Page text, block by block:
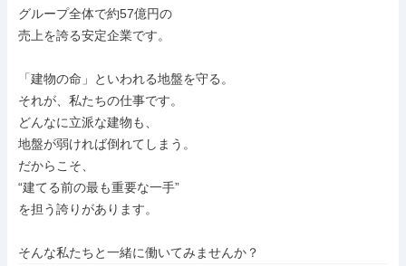
グループ全体で約57億円の
売上を誇る安定企業です。
「建物の命」といわれる地盤を守る。
それが、私たちの仕事です。
どんなに立派な建物も、
地盤が弱ければ倒れてしまう。
だからこそ、
“建てる前の最も重要な一手”
を担う誇りがあります。
そんな私たちと一緒に働いてみませんか？